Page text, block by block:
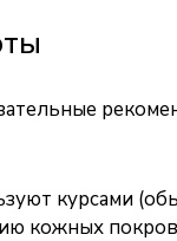
курсами
кожных